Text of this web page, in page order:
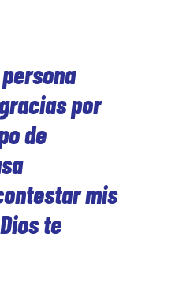
por
de
mis
te